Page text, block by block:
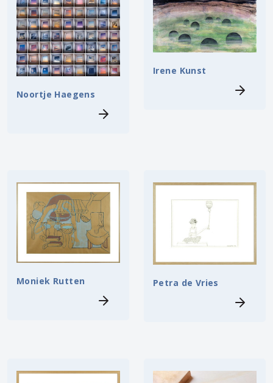
Noortje Haegens
Irene Kunst
Moniek Rutten Petra de Vries